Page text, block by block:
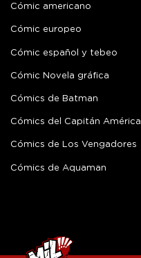
Cómic americano
Cómic europeo
Cómic español y tebeo
Cómic Novela gráfica
Cómics de Batman
Cómics del Capitán América
Cómics de Los Vengadores
Cómics de Aquaman